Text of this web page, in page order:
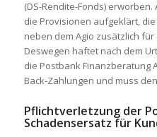
(DS-Rendite-Fonds)
die Provisionen aufgeklärt,
neben dem Agio zusätzlich
Deswegen haftet nach dem
die Postbank Finanzberatung
Back-Zahlungen und muss
Pflichtverletzung der
Schadensersatz für